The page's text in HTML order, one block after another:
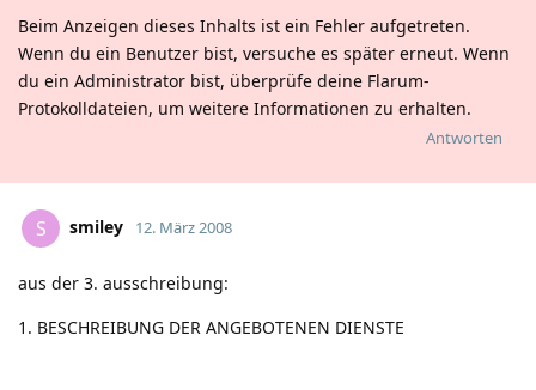
Beim Anzeigen dieses Inhalts ist ein Fehler aufgetreten.
Wenn du ein Benutzer bist, versuche es später erneut. Wenn
du ein Administrator bist, überprüfe deine Flarum-
Protokolldateien, um weitere Informationen zu erhalten.
Antworten
S smiley 12. März 2008
aus der 3. ausschreibung:
1. BESCHREIBUNG DER ANGEBOTENEN DIENSTE